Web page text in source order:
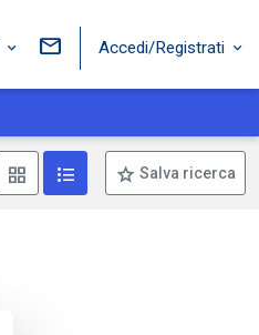
Accedi/Registrati
Mostra come box
Mostra come lista
Salva ricerca